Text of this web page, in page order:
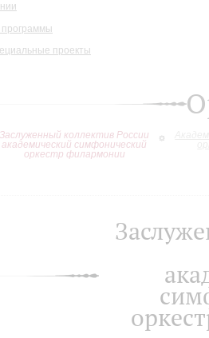
проекты
Заслуженный коллектив России
академический симфонический
оркестр филармонии